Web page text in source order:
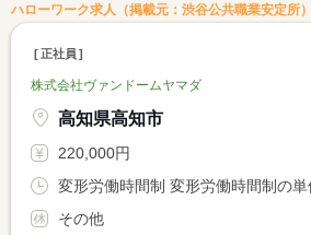
ハローワーク求人（掲載元：渋谷公共職業安定所）
正社員
株式会社ヴァンドームヤマダ
高知県高知市
220,000円
その他